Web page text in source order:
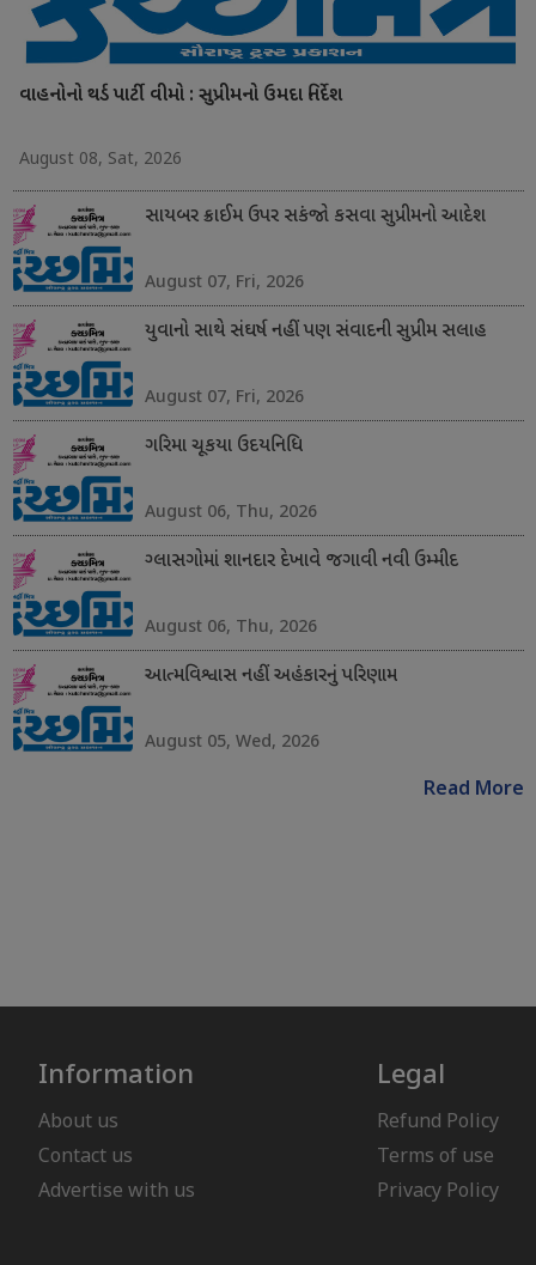
વાહનોનો થર્ડ પાર્ટી વીમો : સુપ્રીમનો ઉમદા નિર્દેશ
August 08, Sat, 2026
સાયબર ક્રાઈમ ઉપર સકંજો કસવા સુપ્રીમનો આદેશ
August 07, Fri, 2026
યુવાનો સાથે સંઘર્ષ નહીં પણ સંવાદની સુપ્રીમ સલાહ
August 07, Fri, 2026
ગરિમા ચૂકયા ઉદયનિધિ
August 06, Thu, 2026
ગ્લાસગોમાં શાનદાર દેખાવે જગાવી નવી ઉમ્મીદ
August 06, Thu, 2026
આત્મવિશ્વાસ નહીં અહંકારનું પરિણામ
August 05, Wed, 2026
Read More
Information
About us
Contact us
Advertise with us
Legal
Refund Policy
Terms of use
Privacy Policy